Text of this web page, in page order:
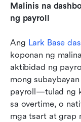
Malinis na
ng payroll
Ang Lark Base
koponan ng
aktibidad ng
mong
payroll—tulad ng
sa overtime, o
mga tsart at grap